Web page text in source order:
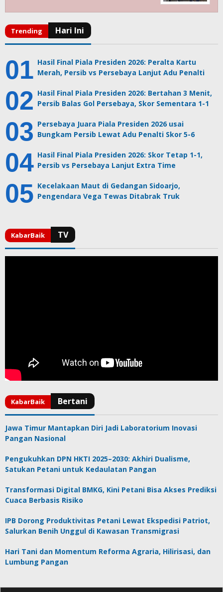
Hasil Final Piala Presiden 2026: Peralta Kartu
Merah, Persib vs Persebaya Lanjut Adu Penalti
Hasil Final Piala Presiden 2026: Bertahan 3 Menit,
Persib Balas Gol Persebaya, Skor Sementara 1-1
Persebaya Juara Piala Presiden 2026 usai
Bungkam Persib Lewat Adu Penalti Skor 5-6
Hasil Final Piala Presiden 2026: Skor Tetap 1-1,
Persib vs Persebaya Lanjut Extra Time
Kecelakaan Maut di Gedangan Sidoarjo,
Pengendara Vega Tewas Ditabrak Truk
Jawa Timur Mantapkan Diri Jadi Laboratorium Inovasi
Pangan Nasional
Pengukuhkan DPN HKTI 2025–2030: Akhiri Dualisme,
Satukan Petani untuk Kedaulatan Pangan
Transformasi Digital BMKG, Kini Petani Bisa Akses Prediksi
Cuaca Berbasis Risiko
IPB Dorong Produktivitas Petani Lewat Ekspedisi Patriot,
Salurkan Benih Unggul di Kawasan Transmigrasi
Hari Tani dan Momentum Reforma Agraria, Hilirisasi, dan
Lumbung Pangan